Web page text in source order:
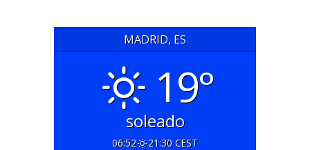
MADRID, ES
19°
soleado
06:52 21:30 CEST